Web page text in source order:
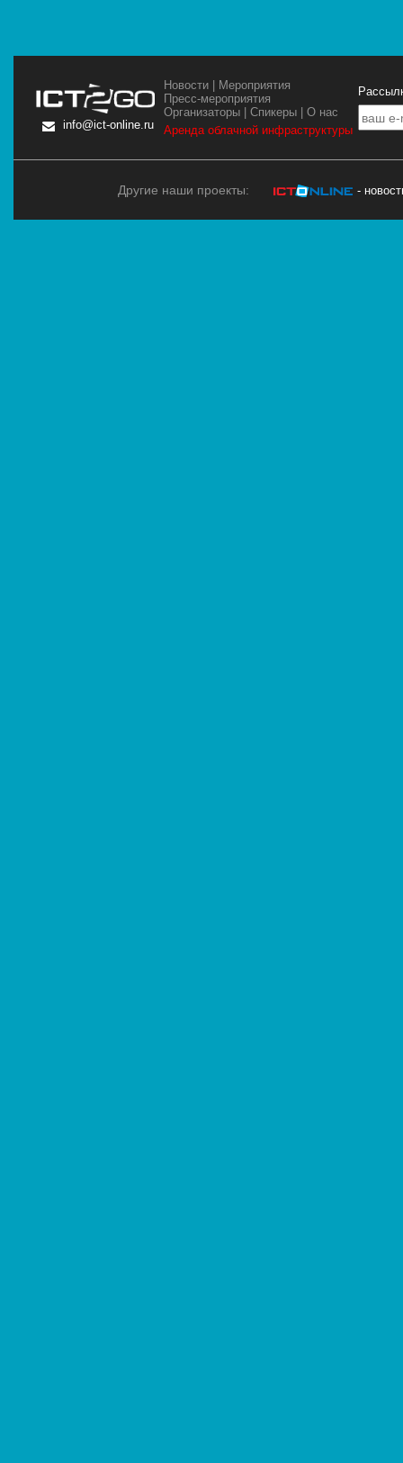
info@ict-online.ru
Новости
Мероприятия
Пресс-мероприятия
Организаторы |Спикеры |О нас
Аренда облачной инфраструктуры
Другие наши проекты: -